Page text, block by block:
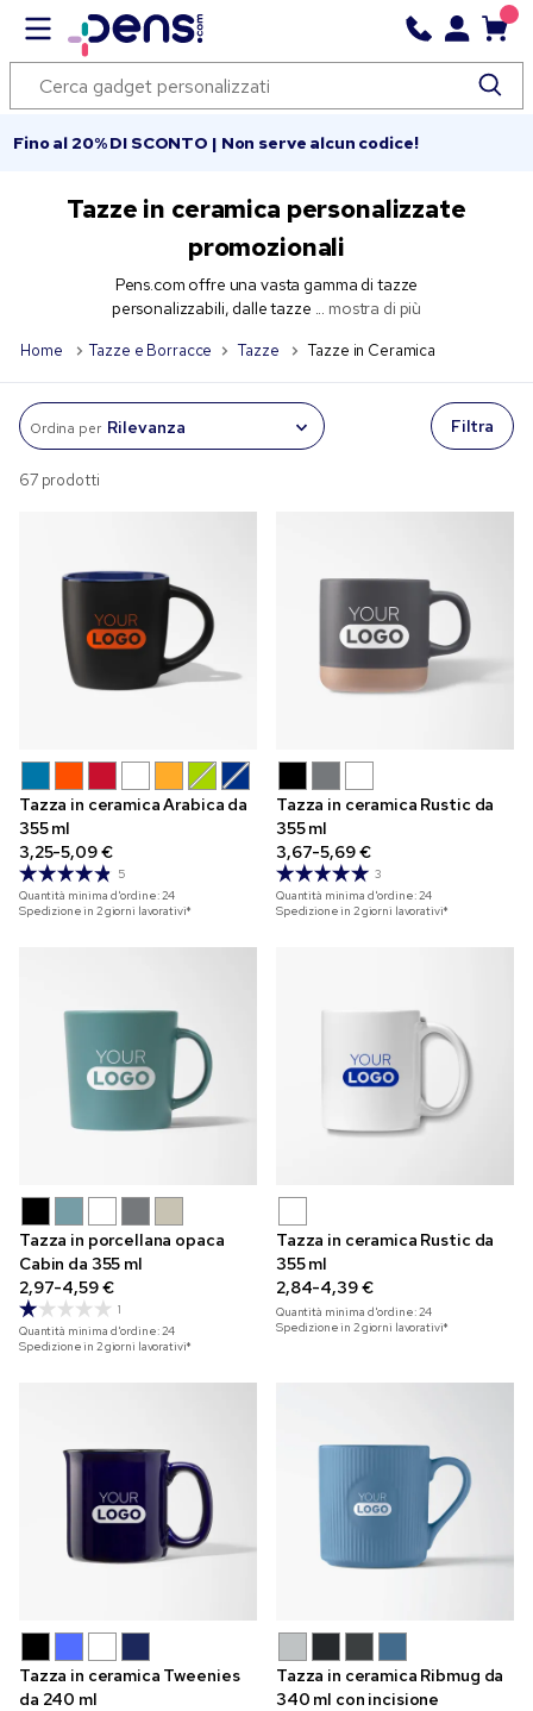
Fino al 20% DI SCONTO | Non serve alcun codice!
Tazze in ceramica personalizzate
promozionali
Pens.com offre una vasta gamma di tazze
personalizzabili, dalle tazze ... mostra di più
Home Tazze e Borracce Tazze Tazze in Ceramica
Ordina per Filtra
67 prodotti
Tazza in ceramica Arabica da
355 ml
3,25-5,09 €
5
Quantità minima d'ordine:24
Spedizione in 2 giorni lavorativi*
Tazza in ceramica Rustic da
355 ml
3,67-5,69 €
3
Quantità minima d'ordine:24
Spedizione in 2 giorni lavorativi*
Tazza in porcellana opaca
Cabin da 355 ml
2,97-4,59 €
1
Quantità minima d'ordine:24
Spedizione in 2 giorni lavorativi*
Tazza in ceramica Rustic da
355 ml
2,84-4,39 €
Quantità minima d'ordine:24
Spedizione in 2 giorni lavorativi*
Tazza in ceramica Tweenies
da 240 ml
Tazza in ceramica Ribmug da
340 ml con incisione